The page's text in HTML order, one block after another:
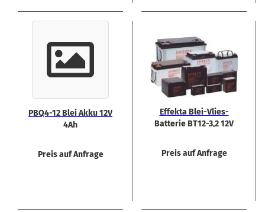
PBQ4-​12 Blei Akku 12V
4Ah
Preis auf Anfrage
Ef­fek­ta Blei-​Vlies-​
Batterie BT12-​3,2 12V
Preis auf Anfrage